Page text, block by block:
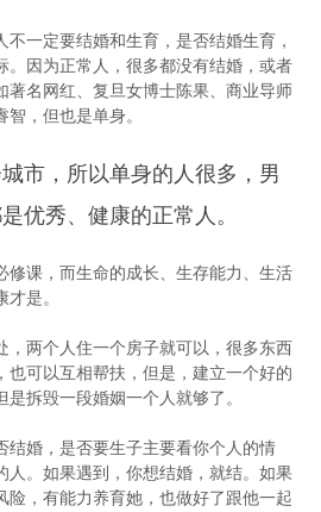
一定要结婚和生育，是否结婚生育，
。因为正常人，很多都没有结婚，或者
著名网红、复旦女博士陈果
商业导师
智，但也是单身。
市，所以单身的人很多，男
优秀、健康的正常人。
修课，而生命的成长 生存能力
生活
才是。
，两个人住一个房子就可以，很多东西
也可以互相帮扶，但是，建立一个好的
拆毁一段婚姻一个人就够了。
结婚，是否要生子主要看你个人的情
人。如果遇到，你想结婚，就结。如果
险，有能力养育她，也做好了跟他一起